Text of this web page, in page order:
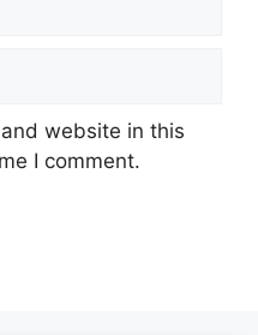
website in this
I comment.